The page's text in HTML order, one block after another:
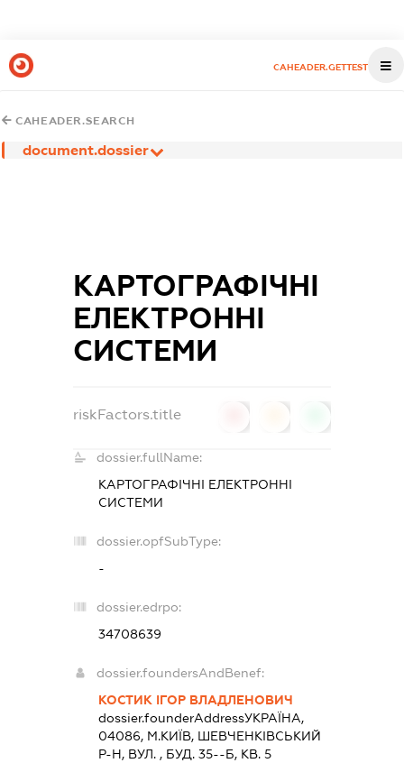
CAHEADER.GETTEST
CAHEADER.SEARCH
document.dossier
КАРТОГРАФІЧНІ
ЕЛЕКТРОННІ
СИСТЕМИ
riskFactors.title
dossier.fullName:
КАРТОГРАФІЧНІ ЕЛЕКТРОННІ
СИСТЕМИ
dossier.opfSubType:
-
dossier.edrpo:
34708639
dossier.foundersAndBenef:
КОСТИК ІГОР ВЛАДЛЕНОВИЧ
dossier.founderAddressУКРАЇНА,
04086, М.КИЇВ, ШЕВЧЕНКІВСЬКИЙ
Р-Н, ВУЛ. , БУД. 35--Б, КВ. 5